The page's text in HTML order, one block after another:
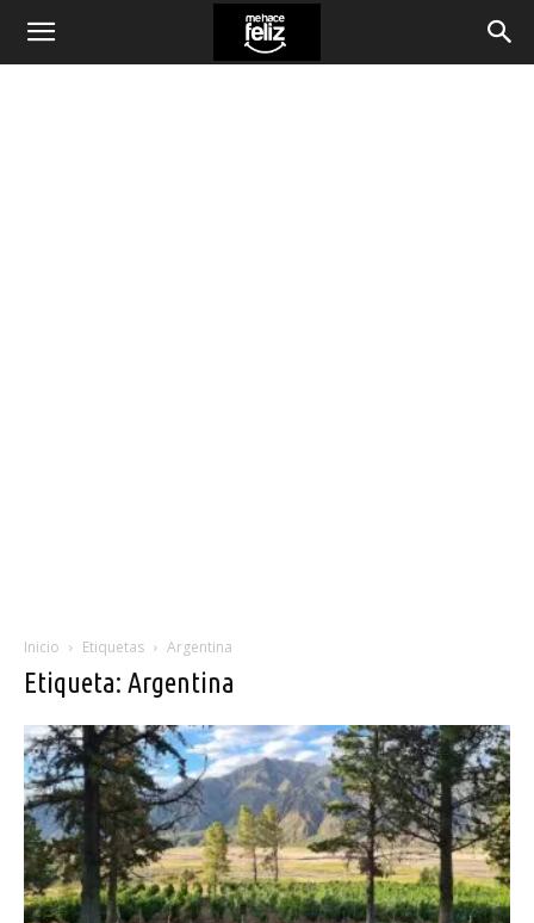
Inicio Etiquetas Argentina
Etiqueta: Argentina